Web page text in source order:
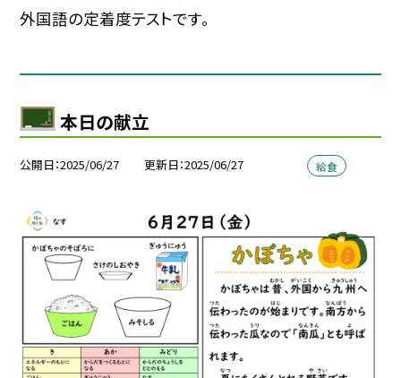
外国語の定着度テストです。
本日の献立
公開日 2025/06/27 更新日 2025/06/27 給食